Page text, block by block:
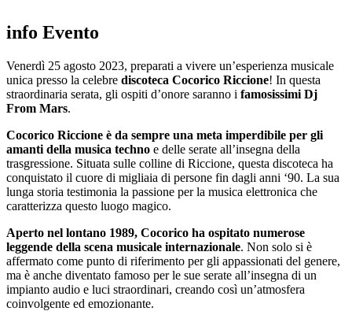
info Evento
Venerdì 25 agosto 2023, preparati a vivere un’esperienza musicale
unica presso la celebre discoteca Cocorico Riccione! In questa
straordinaria serata, gli ospiti d’onore saranno i famosissimi Dj
From Mars.
Cocorico Riccione è da sempre una meta imperdibile per gli
amanti della musica techno e delle serate all’insegna della
trasgressione. Situata sulle colline di Riccione, questa discoteca ha
conquistato il cuore di migliaia di persone fin dagli anni ‘90. La sua
lunga storia testimonia la passione per la musica elettronica che
caratterizza questo luogo magico.
Aperto nel lontano 1989, Cocorico ha ospitato numerose
leggende della scena musicale internazionale. Non solo si è
affermato come punto di riferimento per gli appassionati del genere,
ma è anche diventato famoso per le sue serate all’insegna di un
impianto audio e luci straordinari, creando così un’atmosfera
coinvolgente ed emozionante.